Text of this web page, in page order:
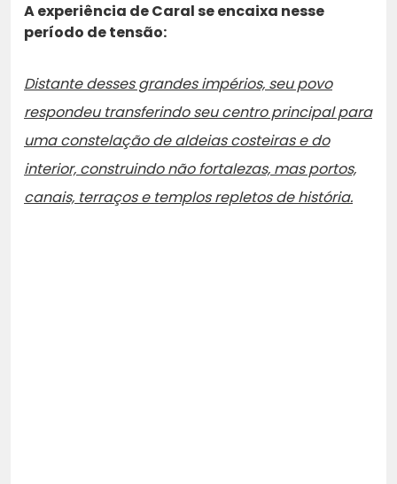
A experiência de Caral se encaixa nesse
período de tensão:
Distante desses grandes impérios, seu povo
respondeu transferindo seu centro principal para
uma constelação de aldeias costeiras e do
interior, construindo não fortalezas, mas portos,
canais, terraços e templos repletos de história.